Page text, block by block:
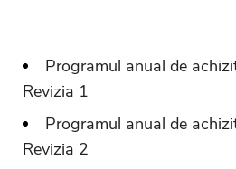
Programul anual de
Revizia 1
Programul anual de
Revizia 2